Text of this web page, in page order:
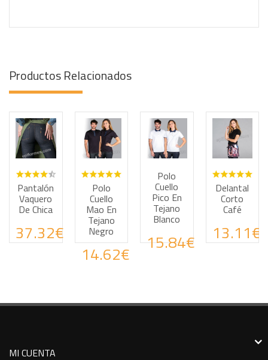
Productos Relacionados
Pantalón
Vaquero
De Chica
37.32€
Haz tus consultas por WhatsApp
Polo
Cuello
Mao En
Tejano
Negro
14.62€
Haz tus consultas por WhatsApp
Polo
Cuello
Pico En
Tejano
Blanco
15.84€
Haz tus consultas por
Delantal
Corto
Café
13.11€
Haz
MI CUENTA